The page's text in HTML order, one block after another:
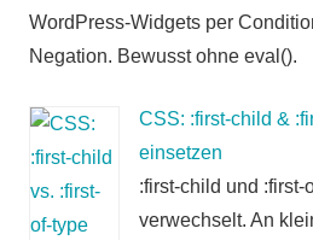
WordPress-Widgets per
Negation. Bewusst ohne eval().
CSS: :first-child &
einsetzen
:first-child und :first-
verwechselt. An